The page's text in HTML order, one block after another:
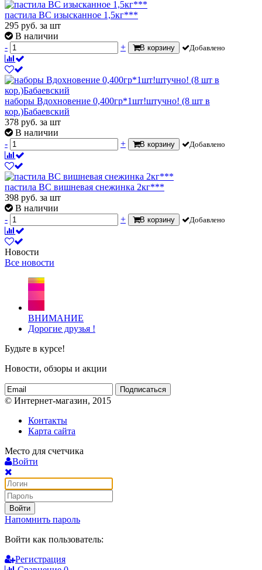
пастила ВС изысканное 1,5кг***
295 руб. за шт
В наличии
-
+ В корзину Добавлено
наборы Вдохновение 0,400гр*1шт!штучно! (8 шт в
кор.)Бабаевский
378 руб. за шт
В наличии
-
+ В корзину Добавлено
пастила ВС вишневая снежинка 2кг***
398 руб. за шт
В наличии
-
+ В корзину Добавлено
Новости
Все новости
ВНИМАНИЕ
Дорогие друзья !
Будьте в курсе!
Новости, обзоры и акции
Подписаться
© Интернет-магазин, 2015
Контакты
Карта сайта
Место для счетчика
Войти
Войти
Напомнить пароль
Войти как пользователь:
Регистрация